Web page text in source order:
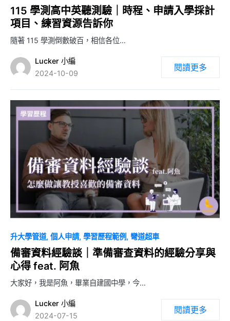
115 學測高中英聽測驗｜時程、申請入學採計
項目、練習資源告訴你
隨著 115 學測倒數破百，相信各位…
Lucker 小編
2024-10-09
閱讀更多
0
升大學管道 個人申請 學習歷程範例 彎道超車
備審資料經驗談｜準備審查資料的經驗分享與
心得 feat. 阿魚
大家好，我是阿魚，畢業自建國中學，今…
Lucker 小編
2024-07-15
閱讀更多